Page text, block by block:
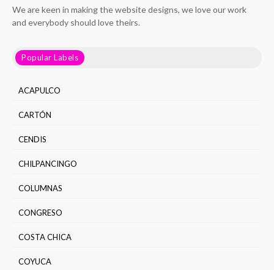
We are keen in making the website designs, we love our work
and everybody should love theirs.
Popular Labels
ACAPULCO
CARTÓN
CENDIS
CHILPANCINGO
COLUMNAS
CONGRESO
COSTA CHICA
COYUCA